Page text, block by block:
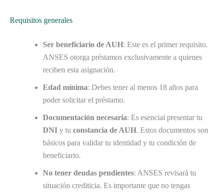
Requisitos generales
Ser beneficiario de AUH: Este es el primer requisito.
ANSES otorga préstamos exclusivamente a quienes
reciben esta asignación.
Edad mínima: Debes tener al menos 18 años para
poder solicitar el préstamo.
Documentación necesaria: Es esencial presentar tu
DNI y tu constancia de AUH. Estos documentos son
básicos para validar tu identidad y tu condición de
beneficiario.
No tener deudas pendientes: ANSES revisará tu
situación crediticia. Es importante que no tengas